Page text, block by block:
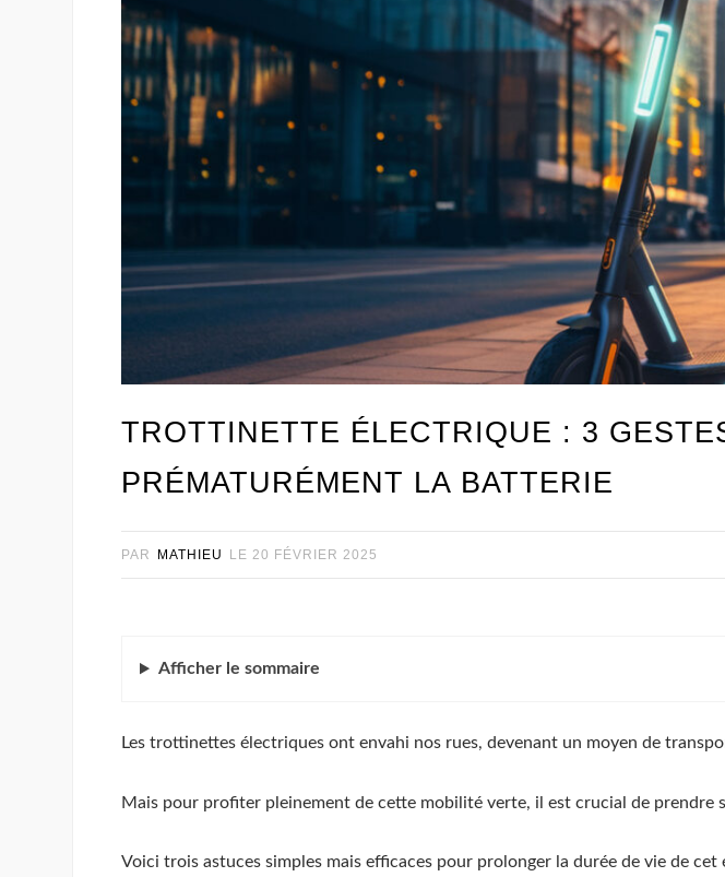
TROTTINETTE ÉLECTRIQUE : 3
PRÉMATURÉMENT LA BATTERIE
PAR MATHIEU LE 20 FÉVRIER 2025
Afficher le sommaire
Les trottinettes électriques ont envahi nos rues, devenant un moyen de
Mais pour profiter pleinement de cette mobilité verte, il est crucial de prendre
Voici trois astuces simples mais efficaces pour prolonger la durée de vie de